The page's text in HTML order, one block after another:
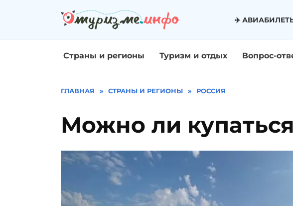
✈️
Страны и регионы Туризм и отдых Вопрос-
ГЛАВНАЯ » СТРАНЫ И РЕГИОНЫ » РОССИЯ
Можно ли